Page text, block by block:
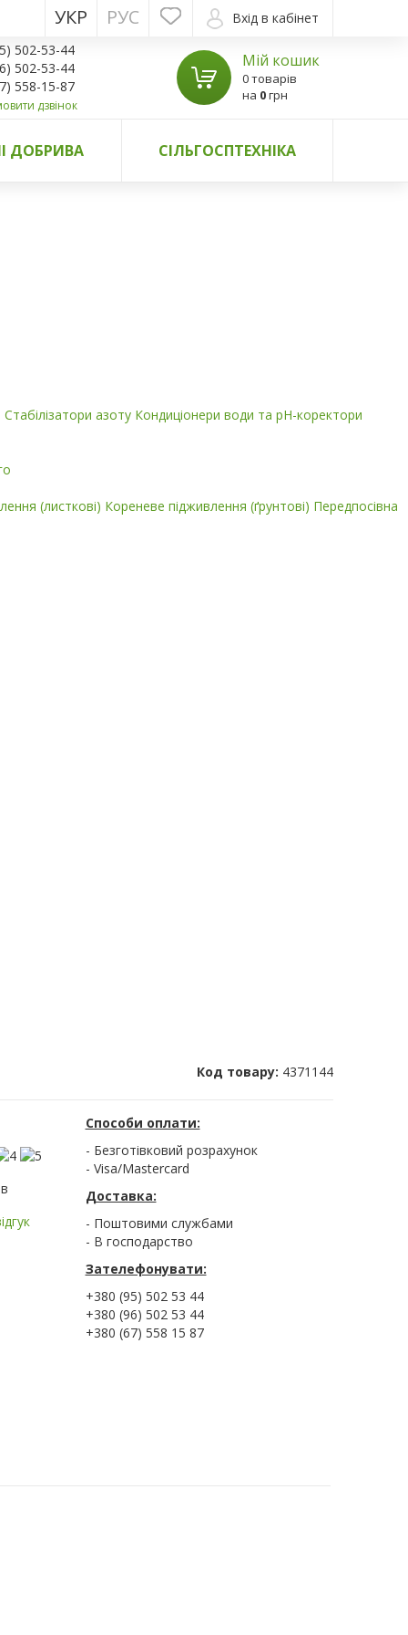
Вхід в кабінет
РУС
УКР
502-53-44
502-53-44
558-15-87
дзвінок
Мій кошик
0 товарів
на 0грн
ДОБРИВА СІЛЬГОСПТЕХНІКА
Стабілізатори азоту Кондиціонери води та pH-коректори
(листкові) Кореневе підживлення (ґрунтові) Передпосівна
Код товару: 4371144
Способи оплати:
- Безготівковий розрахунок
- Visa/Mastercard
Доставка:
- Поштовими службами
- В господарство
Зателефонувати:
+380 (95) 502 53 44
+380 (96) 502 53 44
+380 (67) 558 15 87